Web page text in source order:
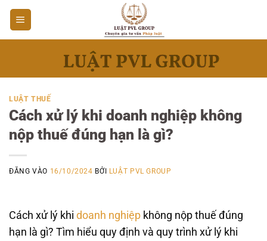
Bỏ
qua
nội
LUẬT THUẾ
Cách xử lý khi doanh nghiệp không
nộp thuế đúng hạn là gì?
ĐĂNG VÀO 16/10/2024 BỞI LUẬT PVL GROUP
Cách xử lý khi doanh nghiệp không nộp thuế đúng
hạn là gì? Tìm hiểu quy định và quy trình xử lý khi